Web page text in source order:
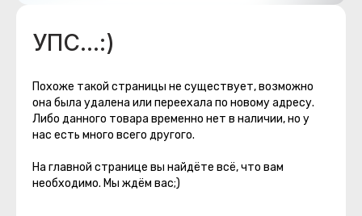
УПС...:)
Похоже такой страницы не существует, возможно
она была удалена или переехала по новому адресу.
Либо данного товара временно нет в наличии, но у
нас есть много всего другого.
На главной странице вы найдёте всё, что вам
необходимо. Мы ждём вас;)